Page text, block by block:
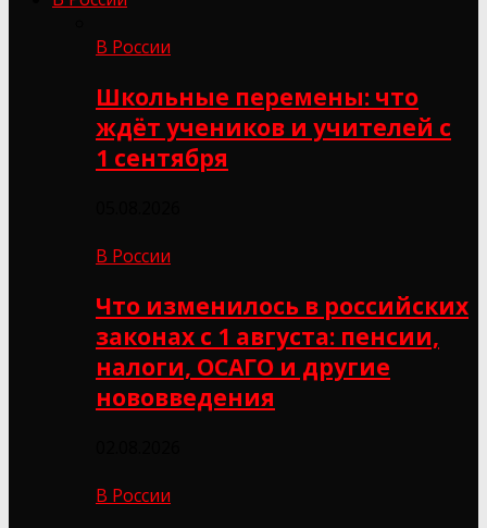
В России
Школьные перемены: что
ждёт учеников и учителей с
1 сентября
В России
Что изменилось в российских
законах с 1 августа: пенсии,
налоги, ОСАГО и другие
нововведения
В России